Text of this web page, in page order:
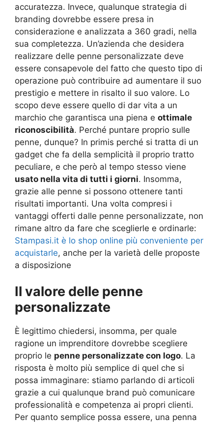
accuratezza. Invece, qualunque strategia di
branding dovrebbe essere presa in
considerazione e analizzata a 360 gradi, nella
sua completezza. Un’azienda che desidera
realizzare delle penne personalizzate deve
essere consapevole del fatto che questo tipo di
operazione può contribuire ad aumentare il suo
prestigio e mettere in risalto il suo valore. Lo
scopo deve essere quello di dar vita a un
marchio che garantisca una piena e ottimale
riconoscibilità. Perché puntare proprio sulle
penne, dunque? In primis perché si tratta di un
gadget che fa della semplicità il proprio tratto
peculiare, e che però al tempo stesso viene
usato nella vita di tutti i giorni. Insomma,
grazie alle penne si possono ottenere tanti
risultati importanti. Una volta compresi i
vantaggi offerti dalle penne personalizzate, non
rimane altro da fare che sceglierle e ordinarle:
Stampasi.it è lo shop online più conveniente per
acquistarle, anche per la varietà delle proposte
a disposizione
Il valore delle penne
personalizzate
È legittimo chiedersi, insomma, per quale
ragione un imprenditore dovrebbe scegliere
proprio le penne personalizzate con logo. La
risposta è molto più semplice di quel che si
possa immaginare: stiamo parlando di articoli
grazie a cui qualunque brand può comunicare
professionalità e competenza ai propri clienti.
Per quanto semplice possa essere, una penna